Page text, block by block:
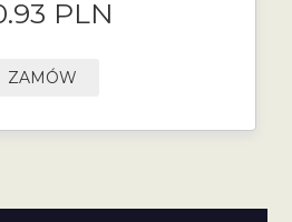
PLN
ZAMÓW